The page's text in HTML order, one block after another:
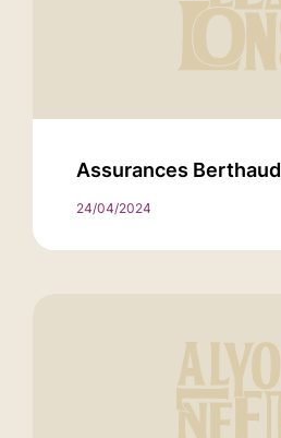
Assurances Berthaud
24/04/2024